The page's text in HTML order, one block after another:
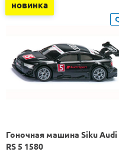
новинка
Гоночная машина Siku Audi
RS 5 1580